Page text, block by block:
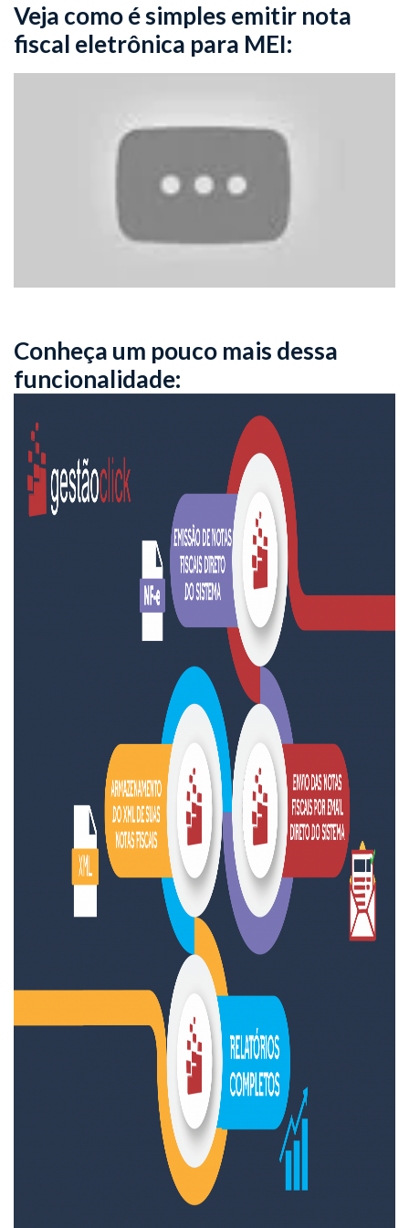
Veja como é simples emitir nota
fiscal eletrônica para MEI:
Conheça um pouco mais dessa
funcionalidade: